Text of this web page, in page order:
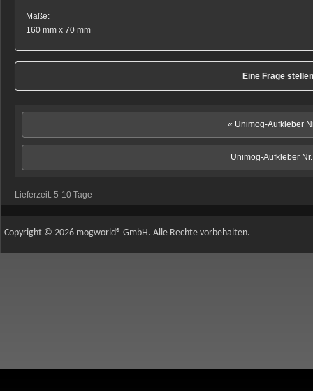
Maße:
160 mm x 70 mm
Eine Frage
« Unimog-Aufkleber
Unimog-Aufkleber
Lieferzeit: 5-10 Tage
Copyright © 2026 mogworld® GmbH. Alle Rechte vorbehalten.